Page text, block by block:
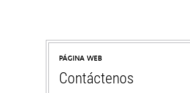
PÁGINA WEB
Contáctenos